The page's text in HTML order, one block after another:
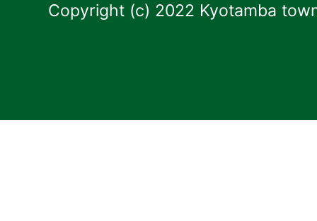
Copyright (c) 2022 Kyotamba